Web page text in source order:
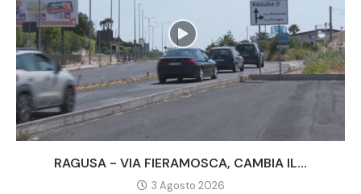
RAGUSA - VIA FIERAMOSCA, CAMBIA IL...
3 Agosto 2026